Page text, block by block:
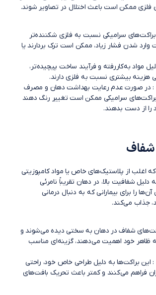
فلزی ممکن است باعث اختلال در تصاویر شوند.
سرامیکی نسبت به فلزی شکننده‌تر
شدن فشار زیاد، ممکن است ترک بردارند یا
مواد به‌کاررفته و فرآیند ساخت پیچیده‌تر،
هزینه بیشتری نسبت به فلزی دارند.
: در صورت عدم رعایت بهداشت دهان و مصرف
براکت‌های سرامیکی ممکن است تغییر رنگ دهند
را از دست بدهند.
شفاف
اغلب از پلاستیک‌های خاص یا مواد کامپوزیتی
شفافیت بالا، در دهان تقریباً نامرئی
را برای بیمارانی که به دنبال درمانی
جذاب می‌کند.
شفاف در دهان به سختی دیده می‌شوند و
به ظاهر خود اهمیت می‌دهند، گزینه‌ای مناسب
: این براکت‌ها به دلیل طراحی خاص خود، راحتی
فراهم می‌کنند و کمتر باعث تحریک بافت‌های